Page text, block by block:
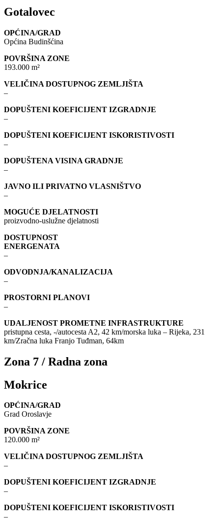
Gotalovec
OPĆINA/GRAD
Općina Budinšćina
POVRŠINA ZONE
193.000 m²
VELIČINA DOSTUPNOG ZEMLJIŠTA
–
DOPUŠTENI KOEFICIJENT IZGRADNJE
–
DOPUŠTENI KOEFICIJENT ISKORISTIVOSTI
–
DOPUŠTENA VISINA GRADNJE
–
JAVNO ILI PRIVATNO VLASNIŠTVO
–
MOGUĆE DJELATNOSTI
proizvodno-uslužne djelatnosti
DOSTUPNOST
ENERGENATA
–
ODVODNJA/KANALIZACIJA
–
PROSTORNI PLANOVI
–
UDALJENOST PROMETNE INFRASTRUKTURE
pristupna cesta, -/autocesta A2, 42 km/morska luka – Rijeka, 231
km/Zračna luka Franjo Tuđman, 64km
Zona 7 / Radna zona
Mokrice
OPĆINA/GRAD
Grad Oroslavje
POVRŠINA ZONE
120.000 m²
VELIČINA DOSTUPNOG ZEMLJIŠTA
–
DOPUŠTENI KOEFICIJENT IZGRADNJE
–
DOPUŠTENI KOEFICIJENT ISKORISTIVOSTI
–